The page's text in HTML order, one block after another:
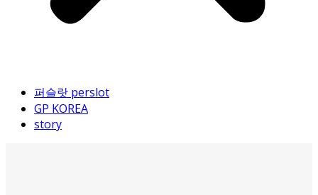
퍼슬랏 perslot
GP KOREA
story